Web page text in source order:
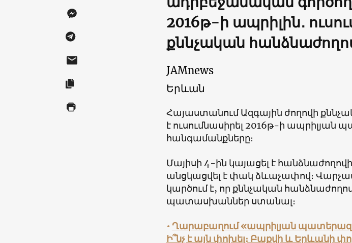
2016թ-ի ապրիլին․
քննչական
JAMnews
Երևան
Հայաստանում Ազգային ժողովի
է ուսումնասիրել 2016թ-ի ապրիլյան
հանգամանքները։
Մայիսի 4-ին կայացել է
անցկացվել է փակ ձևաչափով։
կարծում է, որ քննչական
պատասխաններ ստանալ։
• Ղարաբաղում «ապրիլյան
Ի՞նչ է այն փոխել։ Բաքվի և Երևանի